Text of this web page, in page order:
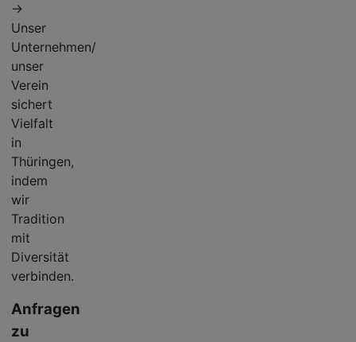
→
Unser
Unternehmen/
unser
Verein
sichert
Vielfalt
in
Thüringen,
indem
wir
Tradition
mit
Diversität
verbinden.
Anfragen
zu